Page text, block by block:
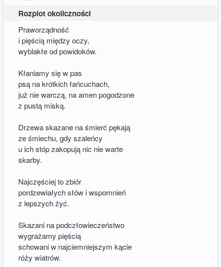
Rozplot okoliczności
Praworządność
i pięścią między oczy,
wyblakłe od powidoków.
Kłaniamy się w pas
psą na krótkich łańcuchach,
już nie warczą, na amen pogodzone
z pustą miską.
Drzewa skazane na śmierć pękają
ze śmiechu, gdy szaleńcy
u ich stóp zakopują nic nie warte
skarby.
Najczęściej to zbiór
pordzewiałych słów i wspomnień
z lepszych żyć.
Skazani na podczłowieczeństwo
wygrażamy pięścią
schowani w najciemniejszym kącie
róży wiatrów.